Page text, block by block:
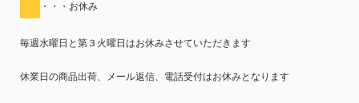
・・・お休み
毎週水曜日と第３火曜日はお休みさせていただきます
休業日の商品出荷、メール返信、電話受付はお休みとなります